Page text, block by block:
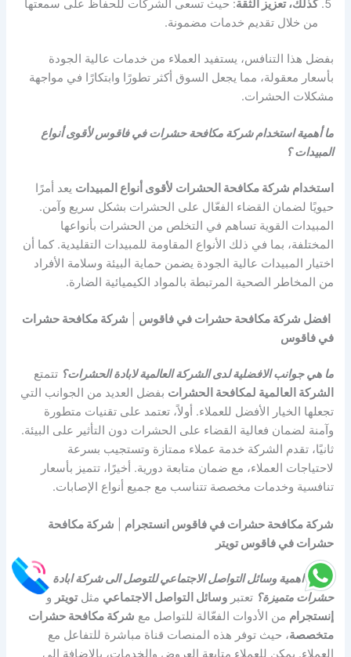
كذلك، تعزيز الثقة: حيث تسعى الشركات للحفاظ على سمعتها
من خلال تقديم خدمات مضمونة.
بفضل هذا التنافس، يستفيد العملاء من خدمات عالية الجودة
بأسعار معقولة، مما يجعل السوق أكثر تطورًا وابتكارًا في مواجهة
مشكلات الحشرات.
ما أهمية استخدام شركة مكافحة حشرات في فاقوس لأقوى أنواع
المبيدات ؟
استخدام شركة مكافحة الحشرات لأقوى أنواع المبيدات يعد أمرًا
حيويًا لضمان القضاء الفعّال على الحشرات بشكل سريع وآمن.
المبيدات القوية تساهم في التخلص من الحشرات بأنواعها
المختلفة، بما في ذلك الأنواع المقاومة للمبيدات التقليدية. كما أن
اختيار المبيدات عالية الجودة يضمن حماية البيئة وسلامة الأفراد
من المخاطر الصحية المرتبطة بالمواد الكيميائية الضارة.
افضل شركة مكافحة حشرات في فاقوس
شركة مكافحة حشرات
في فاقوس
ما هي جوانب الافضلية لدى الشركة العالمية لابادة الحشرات؟ تتمتع
الشركة العالمية لمكافحة الحشرات بفضل العديد من الجوانب التي
تجعلها الخيار الأفضل للعملاء. أولاً، تعتمد على تقنيات متطورة
وآمنة لضمان فعالية القضاء على الحشرات دون التأثير على البيئة.
ثانيًا، تقدم الشركة خدمة عملاء ممتازة وتستجيب بسرعة
لاحتياجات العملاء، مع ضمان متابعة دورية. أخيرًا، تتميز بأسعار
تنافسية وخدمات مخصصة تتناسب مع جميع أنواع الإصابات.
شركة مكافحة حشرات في فاقوس انستجرام
شركة مكافحة
حشرات في فاقوس تويتر
ما هي اهمية وسائل التواصل الاجتماعي للتوصل الى شركة ابادة
حشرات متميزة؟ تعتبروسائل التواصل الاجتماعي مثلتويتر و
إنستجرام من الأدوات الفعّالة للتواصل مع شركة مكافحة حشرات
متخصصة، حيث توفر هذه المنصات قناة مباشرة للتفاعل مع